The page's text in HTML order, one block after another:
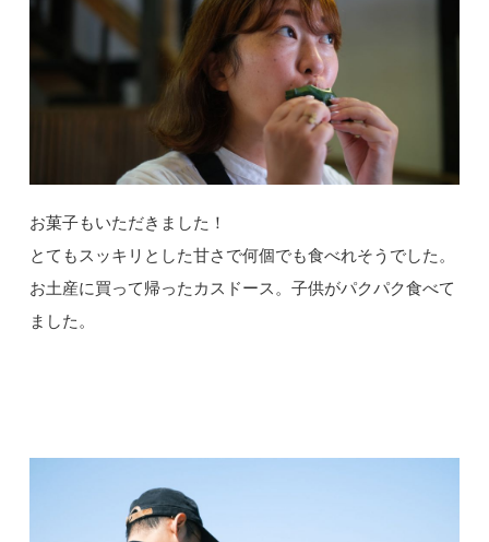
お菓子もいただきました！
とてもスッキリとした甘さで何個でも食べれそうでした。
お土産に買って帰ったカスドース。子供がパクパク食べて
ました。